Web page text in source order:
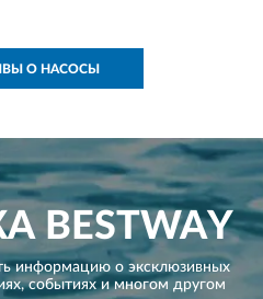
О НАСОСЫ
BESTWAY
информацию о эксклюзивных
событиях и многом другом